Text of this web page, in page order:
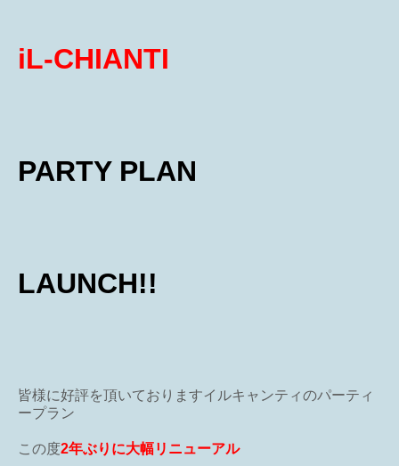
iL-CHIANTI
PARTY PLAN
LAUNCH!!
皆様に好評を頂いておりますイルキャンティのパーティ
ープラン
この度2年ぶりに大幅リニューアル